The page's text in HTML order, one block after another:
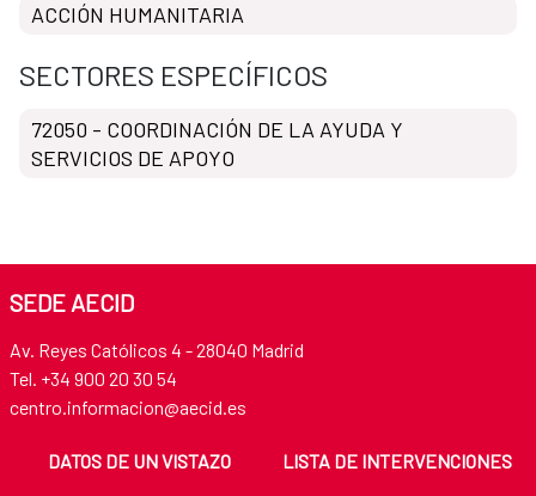
ACCIÓN HUMANITARIA
SECTORES ESPECÍFICOS
72050 - COORDINACIÓN DE LA AYUDA Y
SERVICIOS DE APOYO
SEDE AECID
Av. Reyes Católicos 4 - 28040 Madrid
Tel. +34 900 20 30 54
centro.informacion@aecid.es
DATOS DE UN VISTAZO LISTA DE INTERVENCIONES